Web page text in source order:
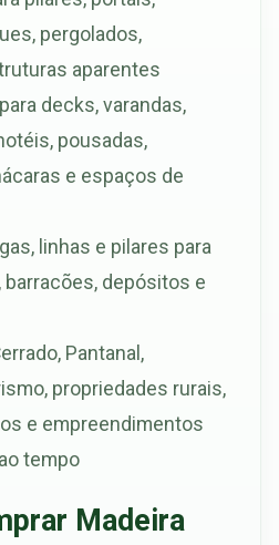
pergolados,
aparentes
decks, varandas,
pousadas,
e espaços de
linhas e pilares para
barracões, depósitos e
Pantanal,
propriedades rurais,
e empreendimentos
tempo
Madeira